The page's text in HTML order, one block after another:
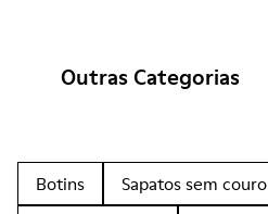
Outras Categorias
Botins Sapatos sem couro